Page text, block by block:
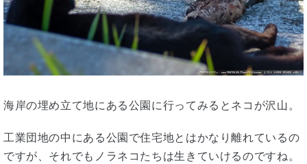
海岸の埋め立て地にある公園に行ってみるとネコが沢山。
工業団地の中にある公園で住宅地とはかなり離れているの
ですが、それでもノラネコたちは生きていけるのですね。